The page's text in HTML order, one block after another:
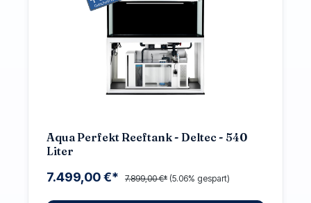
Aqua Perfekt Reeftank - Deltec - 540
Liter
7.499,00 €* 7.899,00 €* (5.06% gespart)